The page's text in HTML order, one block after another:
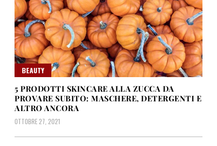
BEAUTY
5 PRODOTTI SKINCARE ALLA ZUCCA DA
PROVARE SUBITO: MASCHERE, DETERGENTI E
ALTRO ANCORA
OTTOBRE 27, 2021